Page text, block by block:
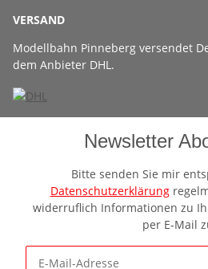
VERSAND
Modellbahn Pinneberg versendet
dem Anbieter DHL.
Newsletter
Bitte senden Sie mir
Datenschutzerklärung
widerruflich Informationen zu
per E-Mail